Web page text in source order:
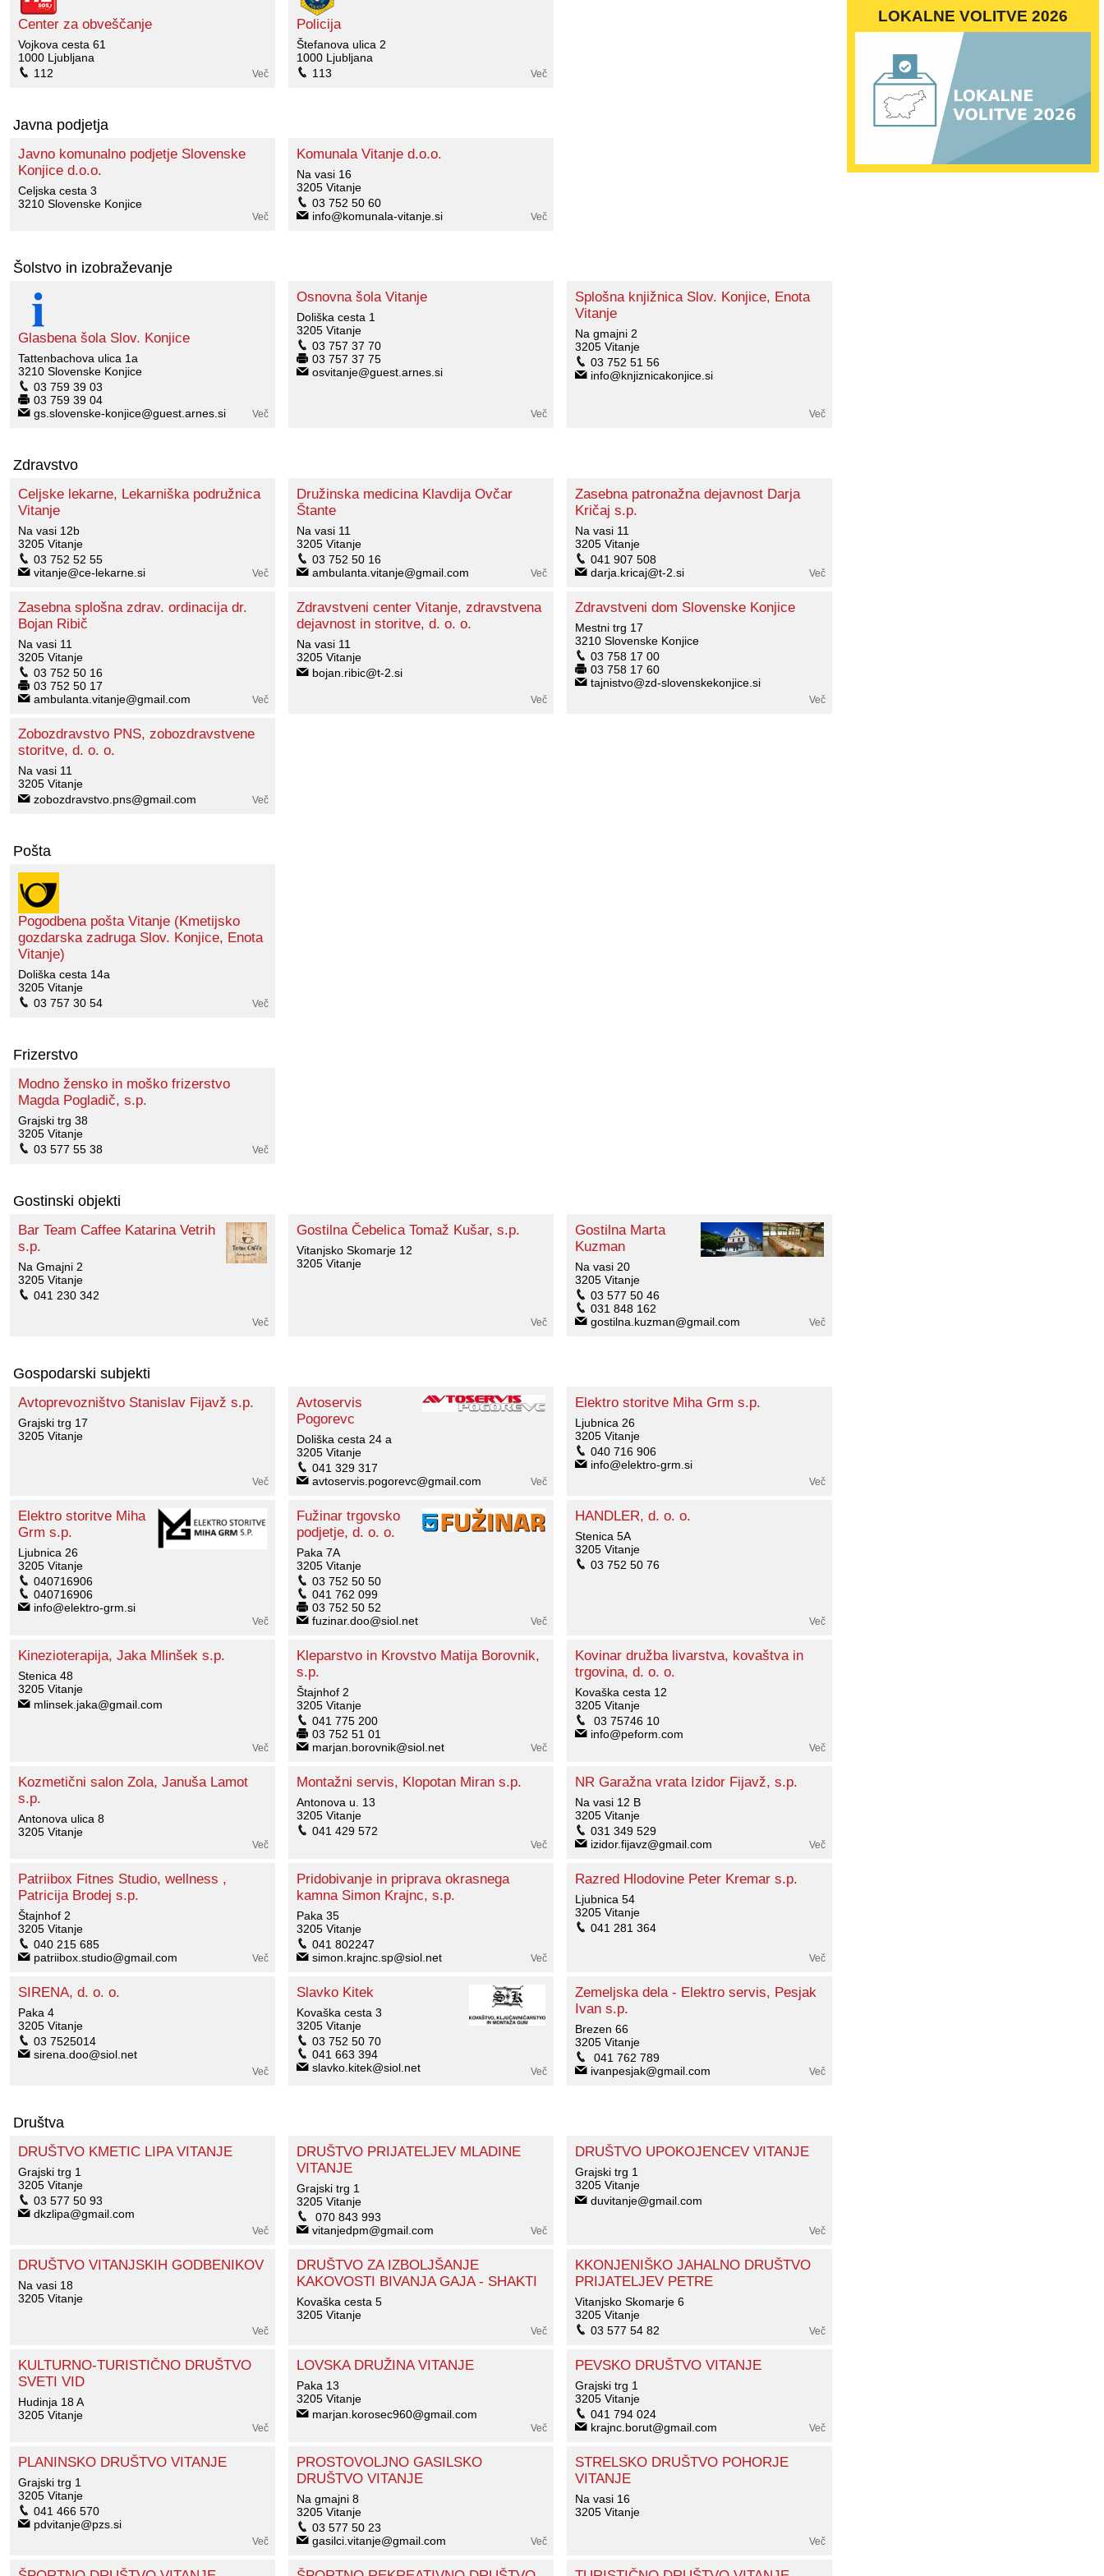
Center za obveščanje
Vojkova cesta 61
1000 Ljubljana
112
Več
Policija
Štefanova ulica 2
1000 Ljubljana
113
Več
Javna podjetja
Javno komunalno podjetje Slovenske
Konjice d.o.o.
Celjska cesta 3
3210 Slovenske Konjice
Več
Komunala Vitanje d.o.o.
Na vasi 16
3205 Vitanje
03 752 50 60
info@komunala-vitanje.si
Več
Šolstvo in izobraževanje
Glasbena šola Slov. Konjice
Tattenbachova ulica 1a
3210 Slovenske Konjice
03 759 39 03
03 759 39 04
gs.slovenske-konjice@guest.arnes.si
Več
Osnovna šola Vitanje
Doliška cesta 1
3205 Vitanje
03 757 37 70
03 757 37 75
osvitanje@guest.arnes.si
Več
Splošna knjižnica Slov. Konjice, Enota
Vitanje
Na gmajni 2
3205 Vitanje
03 752 51 56
info@knjiznicakonjice.si
Več
Zdravstvo
Celjske lekarne, Lekarniška podružnica
Vitanje
Na vasi 12b
3205 Vitanje
03 752 52 55
vitanje@ce-lekarne.si
Več
Družinska medicina Klavdija Ovčar
Štante
Na vasi 11
3205 Vitanje
03 752 50 16
ambulanta.vitanje@gmail.com
Več
Zasebna patronažna dejavnost Darja
Kričaj s.p.
Na vasi 11
3205 Vitanje
041 907 508
darja.kricaj@t-2.si
Več
Zasebna splošna zdrav. ordinacija dr.
Bojan Ribič
Na vasi 11
3205 Vitanje
03 752 50 16
03 752 50 17
ambulanta.vitanje@gmail.com
Več
Zdravstveni center Vitanje, zdravstvena
dejavnost in storitve, d. o. o.
Na vasi 11
3205 Vitanje
bojan.ribic@t-2.si
Več
Zdravstveni dom Slovenske Konjice
Mestni trg 17
3210 Slovenske Konjice
03 758 17 00
03 758 17 60
tajnistvo@zd-slovenskekonjice.si
Več
Zobozdravstvo PNS, zobozdravstvene
storitve, d. o. o.
Na vasi 11
3205 Vitanje
zobozdravstvo.pns@gmail.com
Več
Pošta
Pogodbena pošta Vitanje (Kmetijsko
gozdarska zadruga Slov. Konjice, Enota
Vitanje)
Doliška cesta 14a
3205 Vitanje
03 757 30 54
Več
Frizerstvo
Modno žensko in moško frizerstvo
Magda Pogladič, s.p.
Grajski trg 38
3205 Vitanje
03 577 55 38
Več
Gostinski objekti
Bar Team Caffee Katarina Vetrih
s.p.
Na Gmajni 2
3205 Vitanje
041 230 342
Več
Gostilna Čebelica Tomaž Kušar, s.p.
Vitanjsko Skomarje 12
3205 Vitanje
Več
Gostilna Marta
Kuzman
Na vasi 20
3205 Vitanje
03 577 50 46
031 848 162
gostilna.kuzman@gmail.com
Več
Gospodarski subjekti
Avtoprevozništvo Stanislav Fijavž s.p.
Grajski trg 17
3205 Vitanje
Več
Avtoservis
Pogorevc
Doliška cesta 24 a
3205 Vitanje
041 329 317
avtoservis.pogorevc@gmail.com
Več
Elektro storitve Miha Grm s.p.
Ljubnica 26
3205 Vitanje
040 716 906
info@elektro-grm.si
Več
Elektro storitve Miha
Grm s.p.
Ljubnica 26
3205 Vitanje
040716906
040716906
info@elektro-grm.si
Več
Fužinar trgovsko
podjetje, d. o. o.
Paka 7A
3205 Vitanje
03 752 50 50
041 762 099
03 752 50 52
fuzinar.doo@siol.net
Več
HANDLER, d. o. o.
Stenica 5A
3205 Vitanje
03 752 50 76
Več
Kinezioterapija, Jaka Mlinšek s.p.
Stenica 48
3205 Vitanje
mlinsek.jaka@gmail.com
Več
Kleparstvo in Krovstvo Matija Borovnik,
s.p.
Štajnhof 2
3205 Vitanje
041 775 200
03 752 51 01
marjan.borovnik@siol.net
Več
Kovinar družba livarstva, kovaštva in
trgovina, d. o. o.
Kovaška cesta 12
3205 Vitanje
03 75746 10
info@peform.com
Več
Kozmetični salon Zola, Januša Lamot
s.p.
Antonova ulica 8
3205 Vitanje
Več
Montažni servis, Klopotan Miran s.p.
Antonova u. 13
3205 Vitanje
041 429 572
Več
NR Garažna vrata Izidor Fijavž, s.p.
Na vasi 12 B
3205 Vitanje
031 349 529
izidor.fijavz@gmail.com
Več
Patriibox Fitnes Studio, wellness ,
Patricija Brodej s.p.
Štajnhof 2
3205 Vitanje
040 215 685
patriibox.studio@gmail.com
Več
Pridobivanje in priprava okrasnega
kamna Simon Krajnc, s.p.
Paka 35
3205 Vitanje
041 802247
simon.krajnc.sp@siol.net
Več
Razred Hlodovine Peter Kremar s.p.
Ljubnica 54
3205 Vitanje
041 281 364
Več
SIRENA, d. o. o.
Paka 4
3205 Vitanje
03 7525014
sirena.doo@siol.net
Več
Slavko Kitek
Kovaška cesta 3
3205 Vitanje
03 752 50 70
041 663 394
slavko.kitek@siol.net
Več
Zemeljska dela - Elektro servis, Pesjak
Ivan s.p.
Brezen 66
3205 Vitanje
041 762 789
ivanpesjak@gmail.com
Več
Društva
DRUŠTVO KMETIC LIPA VITANJE
Grajski trg 1
3205 Vitanje
03 577 50 93
dkzlipa@gmail.com
Več
DRUŠTVO PRIJATELJEV MLADINE
VITANJE
Grajski trg 1
3205 Vitanje
070 843 993
vitanjedpm@gmail.com
Več
DRUŠTVO UPOKOJENCEV VITANJE
Grajski trg 1
3205 Vitanje
duvitanje@gmail.com
Več
DRUŠTVO VITANJSKIH GODBENIKOV
Na vasi 18
3205 Vitanje
Več
DRUŠTVO ZA IZBOLJŠANJE
KAKOVOSTI BIVANJA GAJA - SHAKTI
Kovaška cesta 5
3205 Vitanje
Več
KKONJENIŠKO JAHALNO DRUŠTVO
PRIJATELJEV PETRE
Vitanjsko Skomarje 6
3205 Vitanje
03 577 54 82
Več
KULTURNO-TURISTIČNO DRUŠTVO
SVETI VID
Hudinja 18 A
3205 Vitanje
Več
LOVSKA DRUŽINA VITANJE
Paka 13
3205 Vitanje
marjan.korosec960@gmail.com
Več
PEVSKO DRUŠTVO VITANJE
Grajski trg 1
3205 Vitanje
041 794 024
krajnc.borut@gmail.com
Več
PLANINSKO DRUŠTVO VITANJE
Grajski trg 1
3205 Vitanje
041 466 570
pdvitanje@pzs.si
Več
PROSTOVOLJNO GASILSKO
DRUŠTVO VITANJE
Na gmajni 8
3205 Vitanje
03 577 50 23
gasilci.vitanje@gmail.com
Več
STRELSKO DRUŠTVO POHORJE
VITANJE
Na vasi 16
3205 Vitanje
Več
LOKALNE VOLITVE 2026
Načrt integritete
Občinski predpisi
Proračuni občine
Projekti in investicije
Lokalne volitve 2026